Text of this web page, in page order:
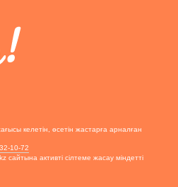
келетін, өсетін жастарға арналған
10-72
активті сілтеме жасау міндетті